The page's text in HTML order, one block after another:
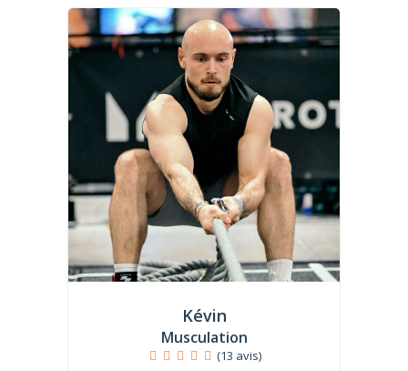
Kévin
Musculation
(13 avis)